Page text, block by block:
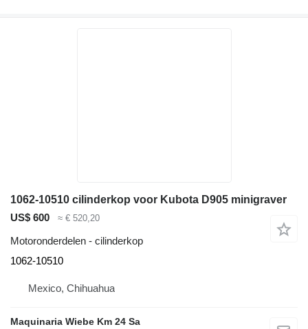
1062-10510 cilinderkop voor Kubota D905 minigraver
US$ 600
≈ € 520,20
Motoronderdelen - cilinderkop
1062-10510
Mexico, Chihuahua
Maquinaria Wiebe Km 24 Sa